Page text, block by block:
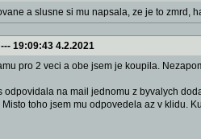
a slusne si mu napsala, ze je to zmrd,
--- 19:09:43 4.2.2021
pro 2 veci a obe jsem je koupila.
odpovidala na mail jednomu z byvalych
toho jsem mu odpovedela az v klidu.